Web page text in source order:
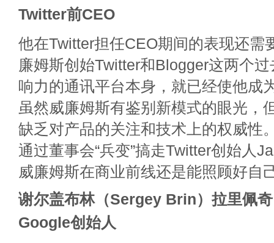
Twitter前CEO
他在Twitter担任CEO期间的表现还需
廉姆斯创始Twitter和Blogger这两个
响力的通讯平台本身，就已经使他成
虽然威廉姆斯有鉴别新模式的眼光，
缺乏对产品的关注和技术上的权威性
通过董事会“兵变”搞走Twitter创始人
威廉姆斯在商业前线还是能照顾好自
谢尔盖布林（Sergey Brin）拉里佩
Google创始人